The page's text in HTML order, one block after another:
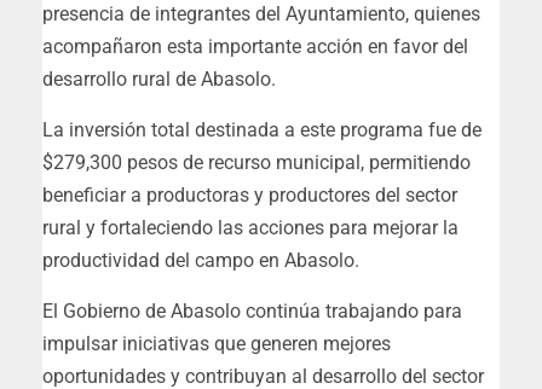
presencia de integrantes del Ayuntamiento, quienes
acompañaron esta importante acción en favor del
desarrollo rural de Abasolo.
La inversión total destinada a este programa fue de
$279,300 pesos de recurso municipal, permitiendo
beneficiar a productoras y productores del sector
rural y fortaleciendo las acciones para mejorar la
productividad del campo en Abasolo.
El Gobierno de Abasolo continúa trabajando para
impulsar iniciativas que generen mejores
oportunidades y contribuyan al desarrollo del sector